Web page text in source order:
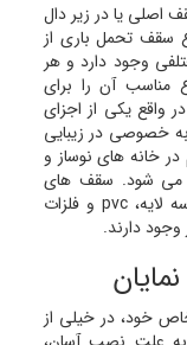
یا در زیر دال
.این نوع سقف تحمل باری از
وجود دارد و هر
مناسب آن را برای
واقع یکی از اجزای
خصوصی در زیبایی
خانه های نوساز و
می شود. سقف های
کاذب از مواد متنوعی مثل پانل گچی، تخته سه لایه، pvc و فلزات
دارند.
خود، در خیلی از